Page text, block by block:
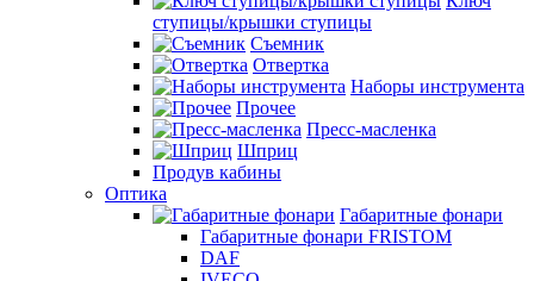
ступицы/крышки ступицы
Съемник
Отвертка
Наборы инструмента
Прочее
Пресс-масленка
Шприц
Продув кабины
Оптика
Габаритные фонари
Габаритные фонари FRISTOM
DAF